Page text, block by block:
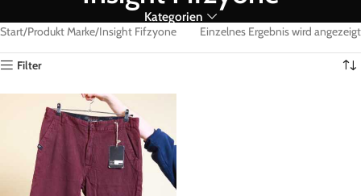
Kategorien
Start Produkt Marke Insight Fifzyone Einzelnes Ergebnis wird angezeigt
Filter